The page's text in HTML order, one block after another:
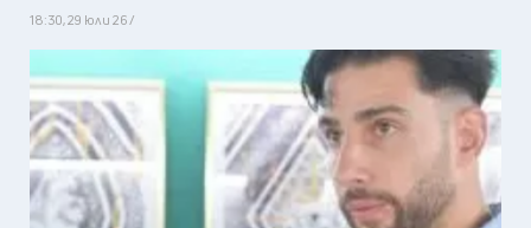
18:30, 29 юли 26 /